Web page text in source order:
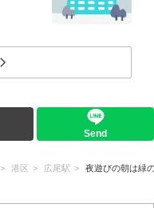
Send
港区 広尾駅 夜遊びの朝は緑